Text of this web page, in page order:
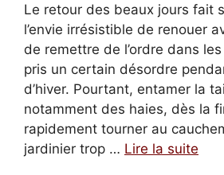
Le retour des beaux jours fait
l’envie irrésistible de renouer
de remettre de l’ordre dans
pris un certain désordre
d’hiver. Pourtant, entamer la
notamment des haies, dès la
rapidement tourner au
jardinier trop … Lire la suite